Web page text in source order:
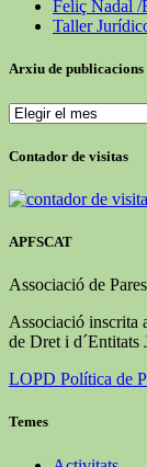
Feliç Nadal /
Taller
Arxiu de publicacions
Arxiu
publicacions
Contador de visitas
APFSCAT
Associació de
Associació inscrita
de Dret i
LOPD Política de
Temes